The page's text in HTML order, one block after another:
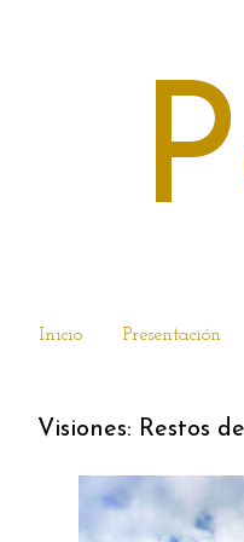
Inicio Presentación
Visiones: Restos